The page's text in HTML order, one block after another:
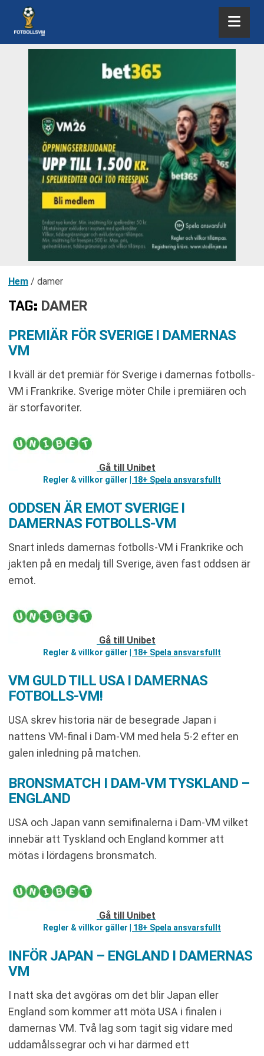
Hem / damer
TAG: DAMER
PREMIÄR FÖR SVERIGE I DAMERNAS
VM
I kväll är det premiär för Sverige i damernas fotbolls-
VM i Frankrike. Sverige möter Chile i premiären och
är storfavoriter.
Gå till Unibet
Regler & villkor gäller | 18+ Spela ansvarsfullt
ODDSEN ÄR EMOT SVERIGE I
DAMERNAS FOTBOLLS-VM
Snart inleds damernas fotbolls-VM i Frankrike och
jakten på en medalj till Sverige, även fast oddsen är
emot.
Gå till Unibet
Regler & villkor gäller | 18+ Spela ansvarsfullt
VM GULD TILL USA I DAMERNAS
FOTBOLLS-VM!
USA skrev historia när de besegrade Japan i
nattens VM-final i Dam-VM med hela 5-2 efter en
galen inledning på matchen.
BRONSMATCH I DAM-VM TYSKLAND –
ENGLAND
USA och Japan vann semifinalerna i Dam-VM vilket
innebär att Tyskland och England kommer att
mötas i lördagens bronsmatch.
Gå till Unibet
Regler & villkor gäller | 18+ Spela ansvarsfullt
INFÖR JAPAN – ENGLAND I DAMERNAS
VM
I natt ska det avgöras om det blir Japan eller
England som kommer att möta USA i finalen i
damernas VM. Två lag som tagit sig vidare med
uddamålssegrar och vi har därmed ett